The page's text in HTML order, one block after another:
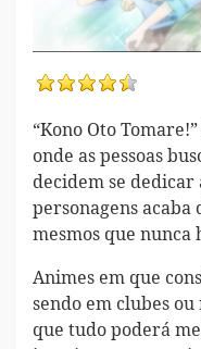
“Kono Oto
onde as pessoas
decidem se dedicar
personagens acaba
mesmos que nunca
Animes em que
sendo em clubes
que tudo poderá